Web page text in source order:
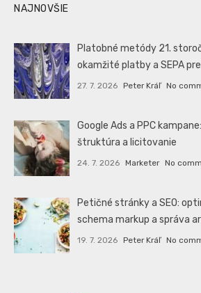
NAJNOVŠIE
Platobné metódy 21.
okamžité platby a SEPA
27. 7. 2026 Peter Kráľ No
Google Ads a PPC
štruktúra a licitovanie
24. 7. 2026 Marketer No
Petičné stránky a SEO:
schema markup a správa
19. 7. 2026 Peter Kráľ No